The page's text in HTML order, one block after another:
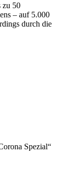
zu 50
– auf 5.000
durch die
Spezial“